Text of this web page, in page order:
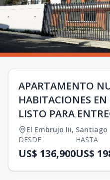
APARTAMENTO
HABITACIONES
LISTO PARA
El Embrujo Iii, Santiago
DESDE
US$ 136,900
HASTA
US$